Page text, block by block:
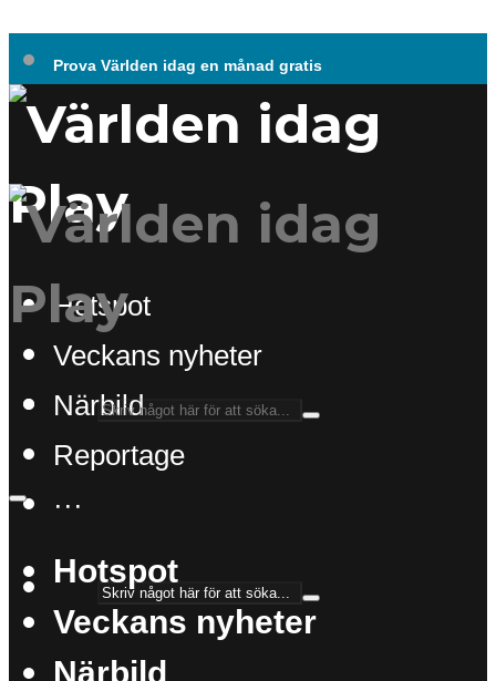
Prova Världen idag en månad gratis
Hotspot
Veckans nyheter
Närbild
Reportage
···
Hotspot
Veckans nyheter
Närbild